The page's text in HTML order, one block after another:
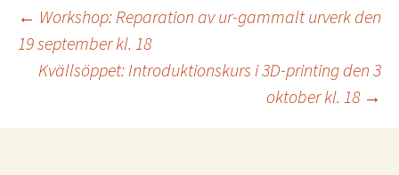
Inläggsnavigering
← Workshop: Reparation av ur-gammalt urverk den
19 september kl. 18
Kvällsöppet: Introduktionskurs i 3D-printing den 3
oktober kl. 18 →